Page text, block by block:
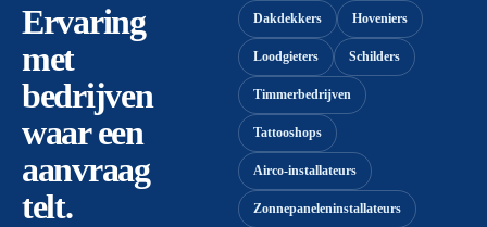
Ervaring
met
bedrijven
waar een
aanvraag
telt.
Dakdekkers Hoveniers
Loodgieters Schilders
Timmerbedrijven
Tattooshops
Airco-installateurs
Zonnepaneleninstallateurs